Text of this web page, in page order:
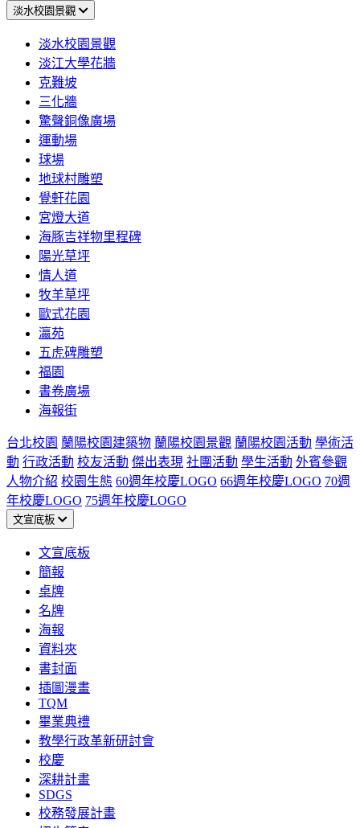
淡水校園景觀
淡水校園景觀
淡江大學花牆
克難坡
三化牆
驚聲銅像廣場
運動場
球場
地球村雕塑
覺軒花園
宮燈大道
海豚吉祥物里程碑
陽光草坪
情人道
牧羊草坪
歐式花園
瀛苑
五虎碑雕塑
福園
書卷廣場
海報街
台北校園 蘭陽校園建築物 蘭陽校園景觀 蘭陽校園活動 學術活
動 行政活動 校友活動 傑出表現 社團活動 學生活動 外賓參觀
人物介紹 校園生態 60週年校慶LOGO 66週年校慶LOGO 70週
年校慶LOGO 75週年校慶LOGO
文宣底板
文宣底板
簡報
桌牌
名牌
海報
資料夾
書封面
插圖漫畫
TQM
畢業典禮
教學行政革新研討會
校慶
深耕計畫
SDGS
校務發展計畫